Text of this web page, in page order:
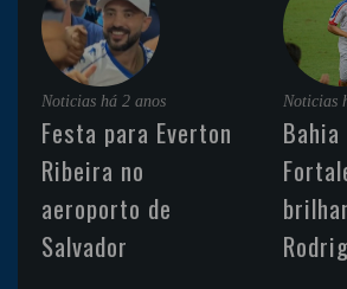
Noticias há 2 anos
Festa para Everton
Ribeira no
aeroporto de
Salvador
Noticias